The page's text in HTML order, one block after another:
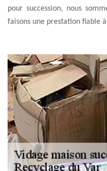
pour succession, nous
faisons une prestation fiable